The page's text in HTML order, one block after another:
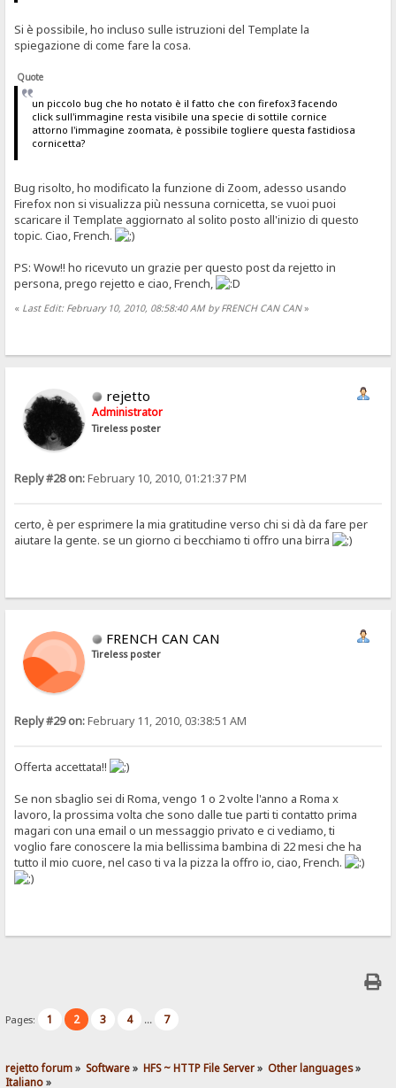
Si è possibile, ho incluso sulle istruzioni del Template la
spiegazione di come fare la cosa.
Quote
un piccolo bug che ho notato è il fatto che con firefox3 facendo
click sull'immagine resta visibile una specie di sottile cornice
attorno l'immagine zoomata, è possibile togliere questa fastidiosa
cornicetta?
Bug risolto, ho modificato la funzione di Zoom, adesso usando
Firefox non si visualizza più nessuna cornicetta, se vuoi puoi
scaricare il Template aggiornato al solito posto all'inizio di questo
topic. Ciao, French.
PS: Wow!! ho ricevuto un grazie per questo post da rejetto in
persona, prego rejetto e ciao, French,
« Last Edit: February 10, 2010, 08:58:40 AM by FRENCH CAN CAN»
rejetto
Administrator
Tireless poster
Reply #28 on:February 10, 2010, 01:21:37 PM
certo, è per esprimere la mia gratitudine verso chi si dà da fare per
aiutare la gente. se un giorno ci becchiamo ti offro una birra
FRENCH CAN CAN
Tireless poster
Reply #29 on:February 11, 2010, 03:38:51 AM
Offerta accettata!!
Se non sbaglio sei di Roma, vengo 1 o 2 volte l'anno a Roma x
lavoro, la prossima volta che sono dalle tue parti ti contatto prima
magari con una email o un messaggio privato e ci vediamo, ti
voglio fare conoscere la mia bellissima bambina di 22 mesi che ha
tutto il mio cuore, nel caso ti va la pizza la offro io, ciao, French.
Pages: 1 2 3 4 ... 7
rejetto forum» Software» HFS ~ HTTP File Server» Other languages»
Italiano»